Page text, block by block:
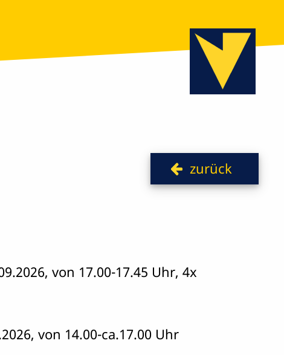
zurück
von 17.00-17.45 Uhr, 4x
von 14.00-ca.17.00 Uhr